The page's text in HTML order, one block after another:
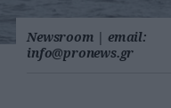
Newsroom | email:
info@pronews.gr